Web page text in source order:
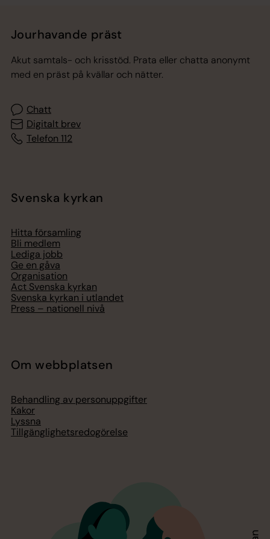
Jourhavande präst
Akut samtals- och krisstöd. Prata eller chatta anonymt
med en präst på kvällar och nätter.
Chatt
Digitalt brev
Telefon 112
Svenska kyrkan
Hitta församling
Bli medlem
Lediga jobb
Ge en gåva
Organisation
Act Svenska kyrkan
Svenska kyrkan i utlandet
Press – nationell nivå
Om webbplatsen
Behandling av personuppgifter
Kakor
Lyssna
Tillgänglighetsredogörelse